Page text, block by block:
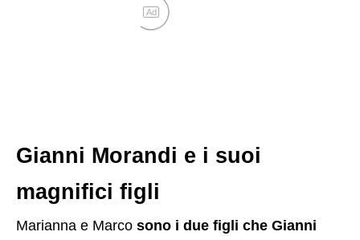
Ad
Gianni Morandi e i suoi
magnifici figli
Marianna e Marco sono i due figli che Gianni